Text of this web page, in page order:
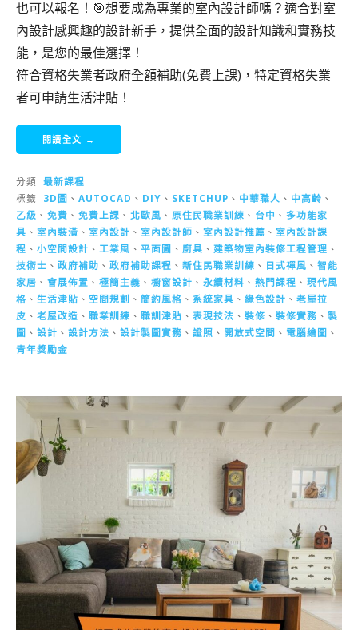
也可以報名！🎯想要成為專業的室內設計師嗎？適合對室
內設計感興趣的設計新手，提供全面的設計知識和實務技
能，是您的最佳選擇！
符合資格失業者政府全額補助(免費上課)，特定資格失業
者可申請生活津貼！
閱讀全文 →
分類: 最新課程
標籤: 3D圖 、 AUTOCAD 、 DIY 、 SKETCHUP 、 中華職人 、 中高齡 、
乙級 、 免費 、 免費上課 、 北歐風 、 原住民職業訓練 、 台中 、 多功能家
具 、 室內裝潢 、 室內設計 、 室內設計師 、 室內設計推薦 、 室內設計課
程 、 小空間設計 、 工業風 、 平面圖 、 廚具 、 建築物室內裝修工程管理 、
技術士 、 政府補助 、 政府補助課程 、 新住民職業訓練 、 日式禪風 、 智能
家居 、 會展佈置 、 極簡主義 、 櫥窗設計 、 永續材料 、 熱門課程 、 現代風
格 、 生活津貼 、 空間規劃 、 簡約風格 、 系統家具 、 綠色設計 、 老屋拉
皮 、 老屋改造 、 職業訓練 、 職訓津貼 、 表現技法 、 裝修 、 裝修實務 、 製
圖 、 設計 、 設計方法 、 設計製圖實務 、 證照 、 開放式空間 、 電腦繪圖 、
青年獎勵金